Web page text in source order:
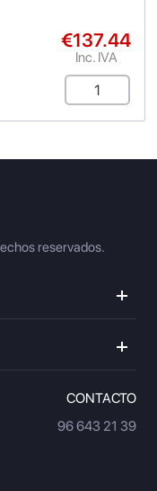
€137.44
Inc. IVA
reservados.
CONTACTO
96 643 21 39